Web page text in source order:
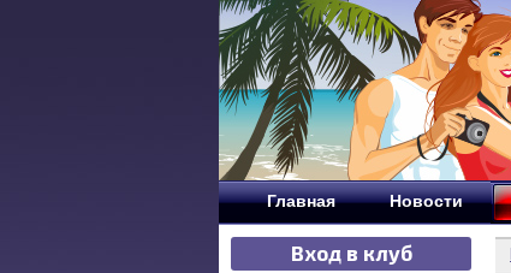
Главная Новости
Вход в клуб